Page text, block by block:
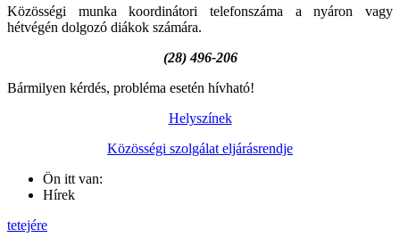
Közösségi munka koordinátori telefonszáma a nyáron vagy
hétvégén dolgozó diákok számára.
(28) 496-206
Bármilyen kérdés, probléma esetén hívható!
Helyszínek
Közösségi szolgálat eljárásrendje
Ön itt van:
Hírek
tetejére